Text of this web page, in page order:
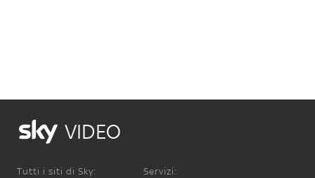
VIDEO
Tutti i siti di Sky: Servizi: